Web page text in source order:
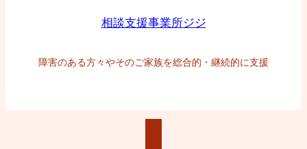
相談支援事業所ジジ
障害のある方々やそのご家族を総合的・継続的に支援